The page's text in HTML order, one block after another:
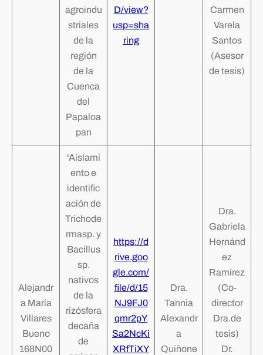
agroindu
striales
de la
región
de la
Cuenca
del
Papaloa
pan
D/view?
usp=sha
ring
Carmen
Varela
Santos
(Asesor
de tesis)
Alejandr
a María
Villares
Bueno
168N00
“Aislami
ento e
identific
ación de
Trichode
rmasp. y
Bacillus
sp.
nativos
de la
rizósfera
decaña
de
https://d
rive.goo
gle.com/
file/d/15
NJ9FJ0
qmr2pY
Sa2NcKi
XRfTiXY
Dra.
Tannia
Alexandr
a
Quiñone
Dra.
Gabriela
Hernánd
ez
Ramírez
(Co-
director
Dra.de
tesis)
Dr.